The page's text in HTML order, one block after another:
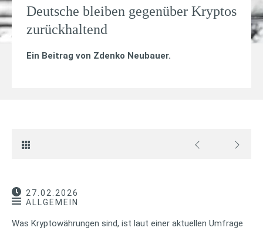
Deutsche bleiben gegenüber Kryptos
zurückhaltend
Ein Beitrag von Zdenko Neubauer.
27.02.2026
ALLGEMEIN
Was Kryptowährungen sind, ist laut einer aktuellen Umfrage